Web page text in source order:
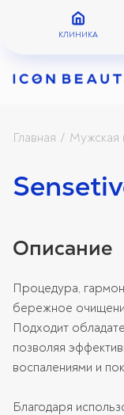
КЛИНИКА
Главная / Мужская
Описание
Процедура,
бережное
Подходит
позволяя
воспалениями и
Благодаря